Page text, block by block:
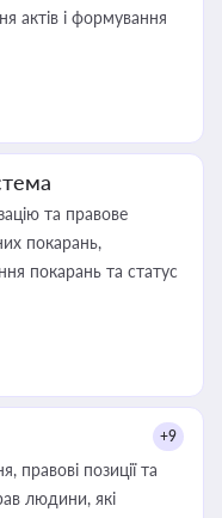
актів і формування
та правове
покарань,
покарань та статус
+9
правові позиції та
людини, які